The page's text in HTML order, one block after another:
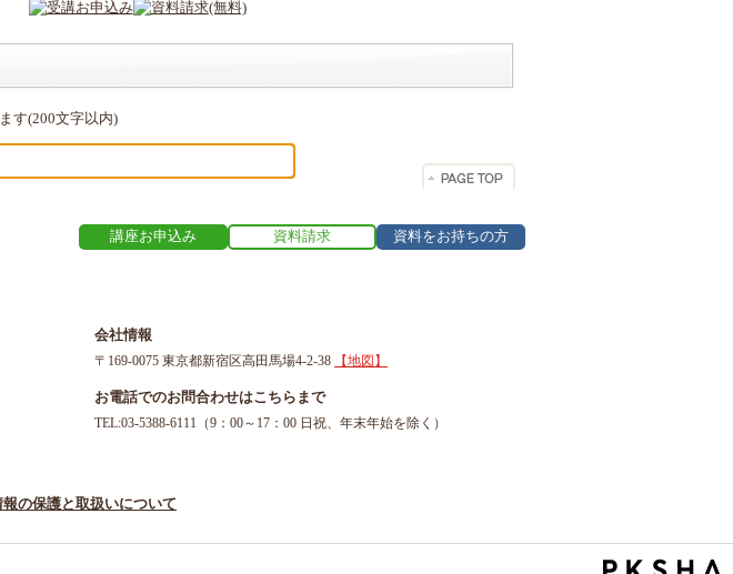
す(200文字以内)
講座お申込み 資料請求 資料をお持ちの方
会社情報
〒169-0075 東京都新宿区高田馬場4-2-38 【地図】
お電話でのお問合わせはこちらまで
TEL:03-5388-6111（9：00～17：00 日祝、年末年始を除く）
報の保護と取扱いについて